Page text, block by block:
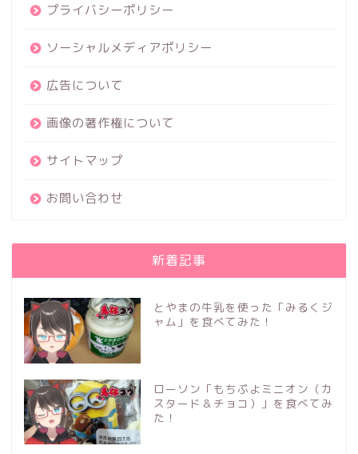
プライバシーポリシー
ソーシャルメディアポリシー
広告について
画像の著作権について
サイトマップ
お問い合わせ
新着記事
とやまの牛乳を使った「みるくジ
ャム」を食べてみた！
ローソン「もちぷよミニオン（カ
スタード＆チョコ）」を食べてみ
た！